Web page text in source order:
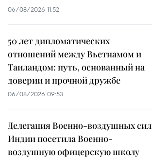
06/08/2026 11:52
50 лет дипломатических
отношений между Вьетнамом и
Таиландом: путь, основанный на
доверии и прочной дружбе
06/08/2026 09:53
Делегация Военно-воздушных сил
Индии посетила Военно-
воздушную офицерскую школу